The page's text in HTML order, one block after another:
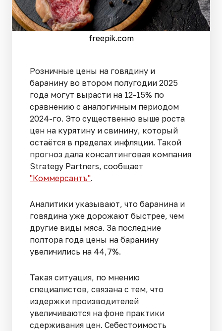
freepik.com
Розничные цены на говядину и
баранину во втором полугодии 2025
года могут вырасти на 12-15% по
сравнению с аналогичным периодом
2024-го. Это существенно выше роста
цен на курятину и свинину, который
остаётся в пределах инфляции. Такой
прогноз дала консалтинговая компания
Strategy Partners, сообщает
"Коммерсантъ".
Аналитики указывают, что баранина и
говядина уже дорожают быстрее, чем
другие виды мяса. За последние
полтора года цены на баранину
увеличились на 44,7%.
Такая ситуация, по мнению
специалистов, связана с тем, что
издержки производителей
увеличиваются на фоне практики
сдерживания цен. Себестоимость